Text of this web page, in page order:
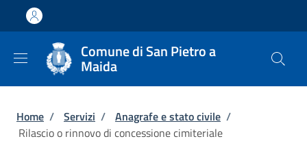
Salta al contenuto principale
Skip to footer content
Comune di San Pietro a
Maida
Briciole di pane
Home / Servizi / Anagrafe e stato civile /
Rilascio o rinnovo di concessione cimiteriale